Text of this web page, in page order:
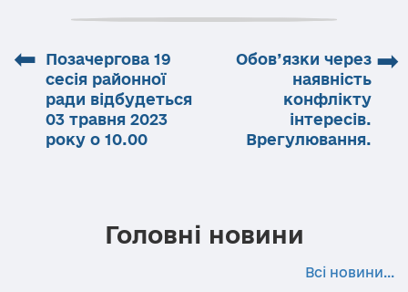
⬅
Позачергова 19
сесія районної
ради відбудеться
03 травня 2023
року о 10.00
➡
Обов’язки через
наявність
конфлікту
інтересів.
Врегулювання.
Головні новини
Всі новини...